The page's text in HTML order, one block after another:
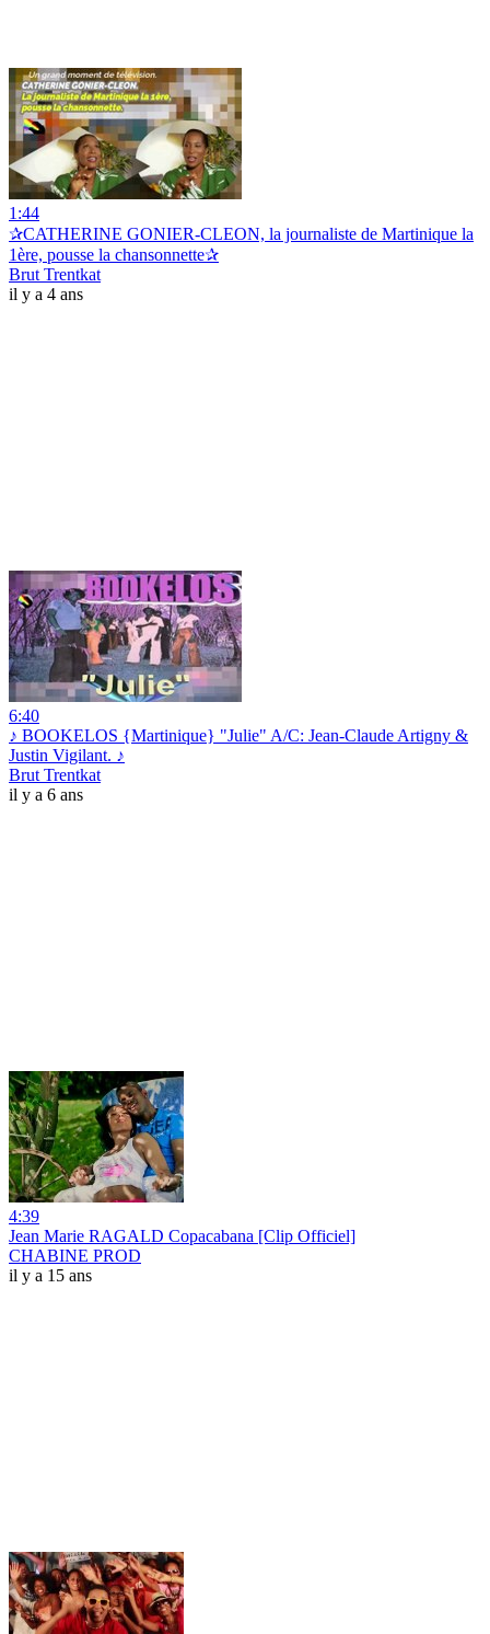
1:44
✰CATHERINE GONIER-CLEON, la journaliste de Martinique la
1ère, pousse la chansonnette✰
Brut Trentkat
il y a 4 ans
6:40
♪ BOOKELOS {Martinique} "Julie" A/C: Jean-Claude Artigny &
Justin Vigilant. ♪
Brut Trentkat
il y a 6 ans
4:39
Jean Marie RAGALD Copacabana [Clip Officiel]
CHABINE PROD
il y a 15 ans